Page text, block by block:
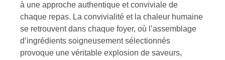
à une approche authentique et conviviale de
chaque repas. La convivialité et la chaleur humaine
se retrouvent dans chaque foyer, où l’assemblage
d’ingrédients soigneusement sélectionnés
provoque une véritable explosion de saveurs,